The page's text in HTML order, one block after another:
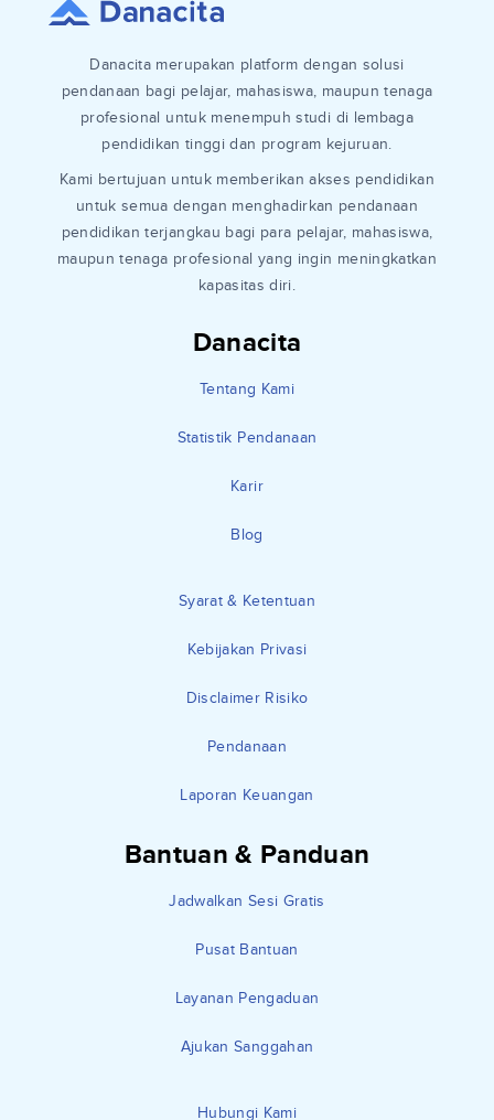
Danacita
Tentang Kami
Statistik Pendanaan
Karir
Blog
Syarat & Ketentuan
Kebijakan Privasi
Disclaimer Risiko
Pendanaan
Laporan Keuangan
Bantuan & Panduan
Jadwalkan Sesi Gratis
Pusat Bantuan
Layanan Pengaduan
Ajukan Sanggahan
Hubungi Kami
Danacita merupakan platform dengan solusi
pendanaan bagi pelajar, mahasiswa, maupun tenaga
profesional untuk menempuh studi di lembaga
pendidikan tinggi dan program kejuruan.
Kami bertujuan untuk memberikan akses pendidikan
untuk semua dengan menghadirkan pendanaan
pendidikan terjangkau bagi para pelajar, mahasiswa,
maupun tenaga profesional yang ingin meningkatkan
kapasitas diri.